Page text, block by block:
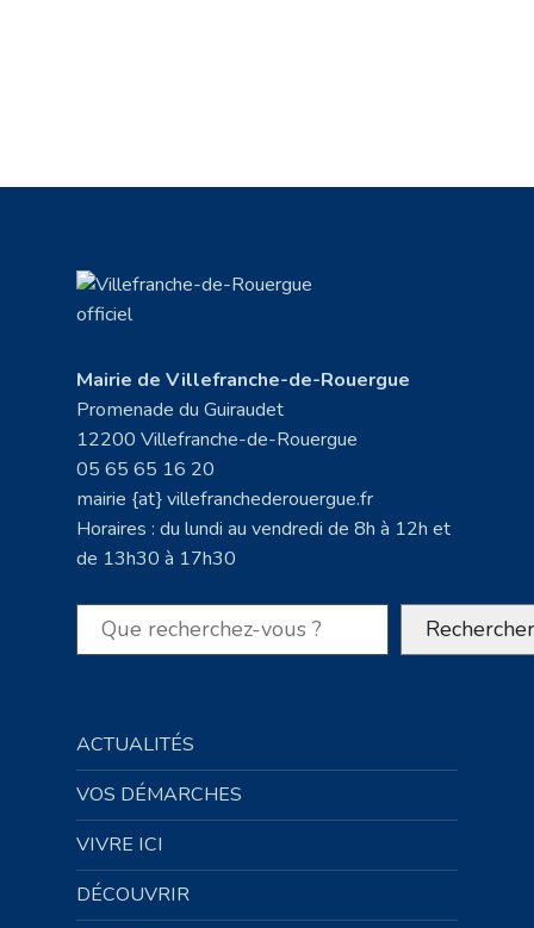
Mairie de Villefranche-de-Rouergue
Promenade du Guiraudet
12200 Villefranche-de-Rouergue
05 65 65 16 20
mairie {at} villefranchederouergue.fr
Horaires : du lundi au vendredi de 8h à 12h et
de 13h30 à 17h30
Rechercher Rechercher
ACTUALITÉS
VOS DÉMARCHES
VIVRE ICI
DÉCOUVRIR